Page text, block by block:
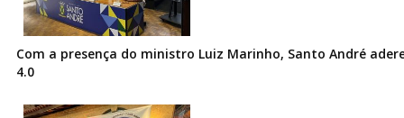
Com a presença do ministro Luiz Marinho, Santo André
4.0